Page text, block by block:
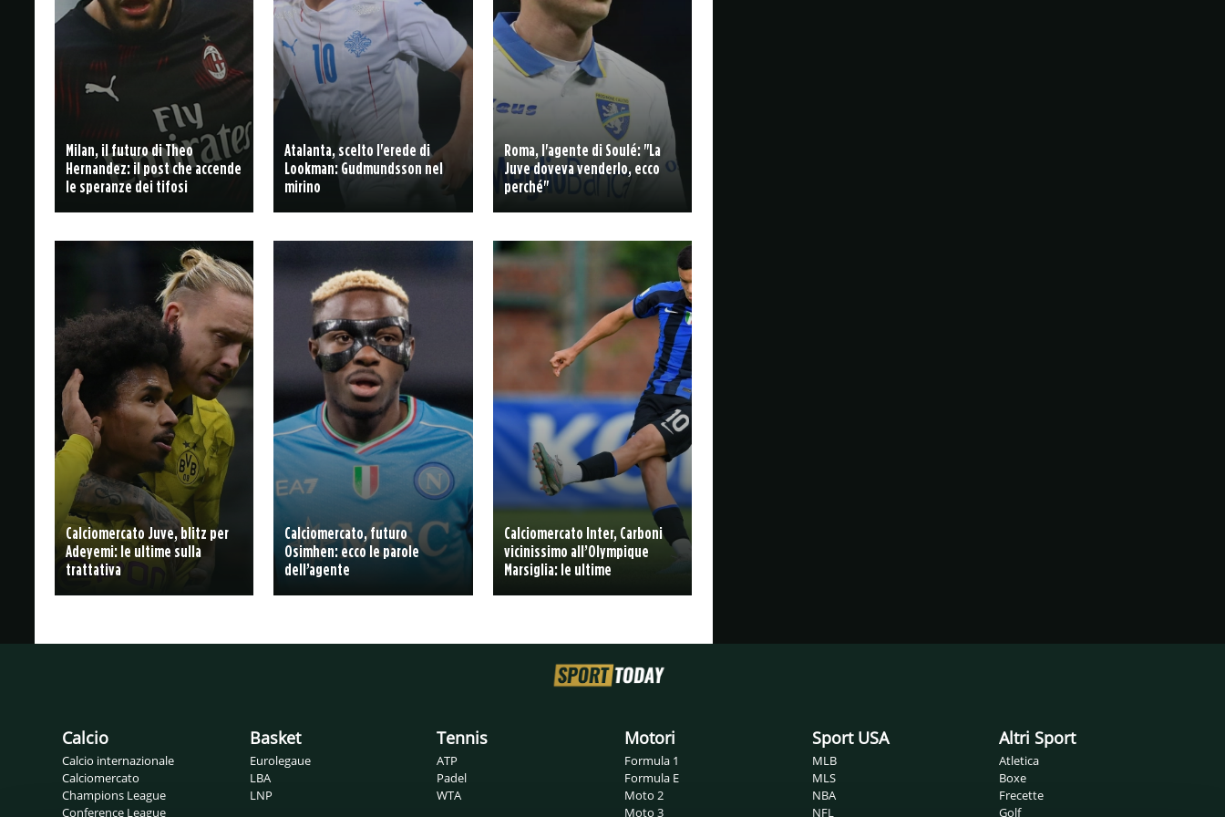
Milan, il futuro di Theo
Hernandez: il post che accende
le speranze dei tifosi
Atalanta, scelto l'erede di
Lookman: Gudmundsson nel
mirino
Roma, l'agente di Soulé: "La
Juve doveva venderlo, ecco
perché"
Calciomercato Juve, blitz per
Adeyemi: le ultime sulla
trattativa
Calciomercato, futuro
Osimhen: ecco le parole
dell’agente
Calciomercato Inter, Carboni
vicinissimo all’Olympique
Marsiglia: le ultime
Calcio
Calcio internazionale
Calciomercato
Champions League
Conference League
Basket
Eurolegaue
LBA
LNP
Tennis
ATP
Padel
WTA
Motori
Formula 1
Formula E
Moto 2
Moto 3
Sport USA
MLB
MLS
NBA
NFL
Altri Sport
Atletica
Boxe
Frecette
Golf